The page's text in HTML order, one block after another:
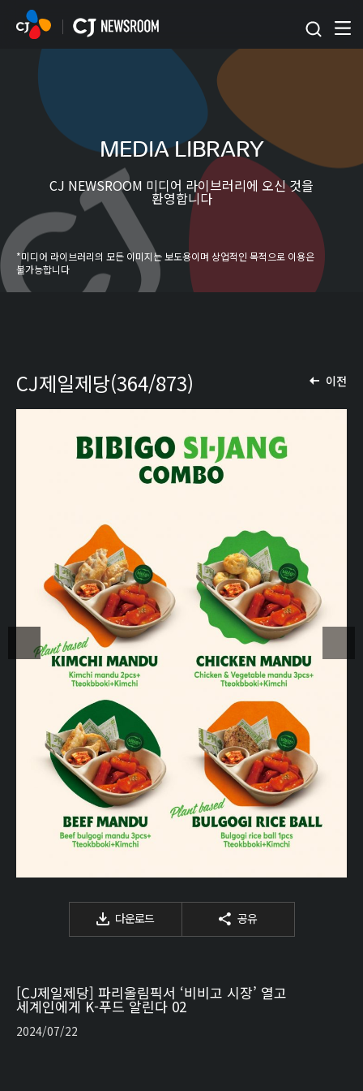
본문 바로가기
MEDIA LIBRARY
CJ NEWSROOM 미디어 라이브러리에 오신 것을
환영합니다
*미디어 라이브러리의 모든 이미지는 보도용이며 상업적인 목적으로 이용은
불가능합니다
이전
CJ제일제당(364/873)
다운로드 공유
[CJ제일제당] 파리올림픽서 ‘비비고 시장’ 열고
세계인에게 K-푸드 알린다 02
2024/07/22